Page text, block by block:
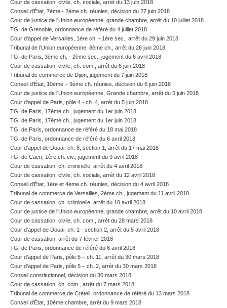
Cour de cassation, civile, ch. sociale, arrêt du 13 juin 2018
Conseil d'État, 7ème - 2ème ch. réunies, décision du 27 juin 2018
Cour de justice de l'Union européenne, grande chambre, arrêt du 10 juillet 2018
TGI de Grenoble, ordonnance de référé du 4 juillet 2018
Cour d'appel de Versailles, 1ère ch. - 1ère sec., arrêt du 29 juin 2018
Tribunal de l'Union européenne, 8ème ch., arrêt du 26 juin 2018
TGI de Paris, 3ème ch. - 2ème sec., jugement du 6 avril 2018
Cour de cassation, civile, ch. com., arrêt du 6 juin 2018
Tribunal de commerce de Dijon, jugement du 7 juin 2018
Conseil d'État, 10ème – 9ème ch. réunies, décision du 6 juin 2018
Cour de justice de l'Union européenne, Grande chambre, arrêt du 5 juin 2018
Cour d'appel de Paris, pôle 4 - ch. 4, arrêt du 5 juin 2018
TGI de Paris, 17ème ch., jugement du 1er juin 2018
TGI de Paris, 17ème ch., jugement du 1er juin 2018
TGI de Paris, ordonnance de référé du 18 mai 2018
TGI de Paris, ordonnance de référé du 6 avril 2018
Cour d’appel de Douai, ch. 8, section 1, arrêt du 17 mai 2018
TGI de Caen, 1ère ch. civ., jugement du 9 avril 2018
Cour de cassation, ch. criminelle, arrêt du 4 avril 2018
Cour de cassation, civile, ch. sociale, arrêt du 12 avril 2018
Conseil d'État, 1ère et 4ème ch. réunies, décision du 4 avril 2018
Tribunal de commerce de Versailles, 2ème ch., jugement du 11 avril 2018
Cour de cassation, ch. criminelle, arrêt du 10 avril 2018
Cour de justice de l'Union européenne, grande chambre, arrêt du 10 avril 2018
Cour de cassation, civile, ch. com., arrêt du 28 mars 2018
Cour d’appel de Douai, ch. 1 - section 2, arrêt du 5 avril 2018
Cour de cassation, arrêt du 7 février 2018
TGI de Paris, ordonnance de référé du 6 avril 2018
Cour d’appel de Paris, pôle 5 – ch. 11, arrêt du 30 mars 2018
Cour d’appel de Paris, pôle 5 – ch. 2, arrêt du 30 mars 2018
Conseil constitutionnel, décision du 30 mars 2018
Cour de cassation, ch. com., arrêt du 7 mars 2018
Tribunal de commerce de Créteil, ordonnance de référé du 13 mars 2018
Conseil d'État, 10ème chambre, arrêt du 9 mars 2018